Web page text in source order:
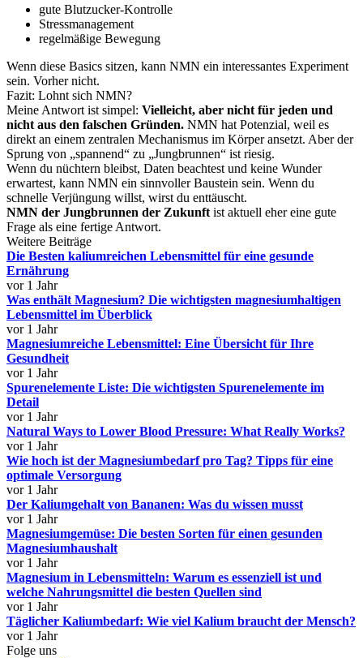
gute Blutzucker-Kontrolle
Stressmanagement
regelmäßige Bewegung
Wenn diese Basics sitzen, kann NMN ein interessantes Experiment
sein. Vorher nicht.
Fazit: Lohnt sich NMN?
Meine Antwort ist simpel: Vielleicht, aber nicht für jeden und
nicht aus den falschen Gründen. NMN hat Potenzial, weil es
direkt an einem zentralen Mechanismus im Körper ansetzt. Aber der
Sprung von „spannend“ zu „Jungbrunnen“ ist riesig.
Wenn du nüchtern bleibst, Daten beachtest und keine Wunder
erwartest, kann NMN ein sinnvoller Baustein sein. Wenn du
schnelle Verjüngung willst, wirst du enttäuscht.
NMN der Jungbrunnen der Zukunft ist aktuell eher eine gute
Frage als eine fertige Antwort.
Weitere Beiträge
Die Besten kaliumreichen Lebensmittel für eine gesunde
Ernährung
vor 1 Jahr
Was enthält Magnesium? Die wichtigsten magnesiumhaltigen
Lebensmittel im Überblick
vor 1 Jahr
Magnesiumreiche Lebensmittel: Eine Übersicht für Ihre
Gesundheit
vor 1 Jahr
Spurenelemente Liste: Die wichtigsten Spurenelemente im
Detail
vor 1 Jahr
Natural Ways to Lower Blood Pressure: What Really Works?
vor 1 Jahr
Wie hoch ist der Magnesiumbedarf pro Tag? Tipps für eine
optimale Versorgung
vor 1 Jahr
Der Kaliumgehalt von Bananen: Was du wissen musst
vor 1 Jahr
Magnesiumgemüse: Die besten Sorten für einen gesunden
Magnesiumhaushalt
vor 1 Jahr
Magnesium in Lebensmitteln: Warum es essenziell ist und
welche Nahrungsmittel die besten Quellen sind
vor 1 Jahr
Täglicher Kaliumbedarf: Wie viel Kalium braucht der Mensch?
vor 1 Jahr
Folge uns